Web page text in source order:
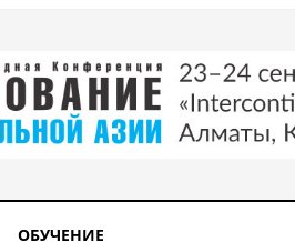
ОБУЧЕНИЕ